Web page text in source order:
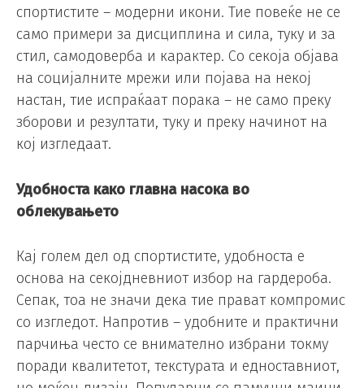
спортистите – модерни икони. Тие повеќе не се
само примери за дисциплина и сила, туку и за
стил, самодоверба и карактер. Со секоја објава
на социјалните мрежи или појава на некој
настан, тие испраќаат порака – не само преку
зборови и резултати, туку и преку начинот на
кој изгледаат.
Удобноста како главна насока во
облекувањето
Кај голем дел од спортистите, удобноста е
основа на секојдневниот избор на гардероба.
Сепак, тоа не значи дека тие прават компромис
со изгледот. Напротив – удобните и практични
парчиња често се внимателно избрани токму
поради квалитетот, текстурата и едноставниот,